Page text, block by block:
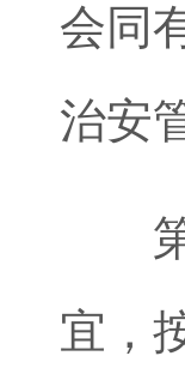
会同
治安
第
宜，